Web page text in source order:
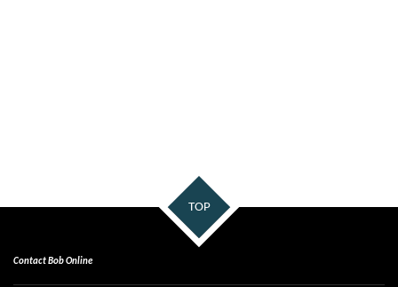
TOP
Contact Bob Online